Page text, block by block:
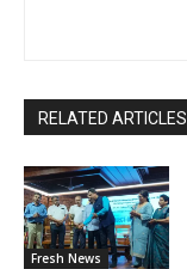
RELATED ARTICLES
Fresh News